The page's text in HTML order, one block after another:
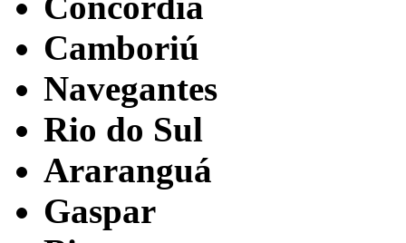
Camboriú
Navegantes
Rio do Sul
Araranguá
Gaspar